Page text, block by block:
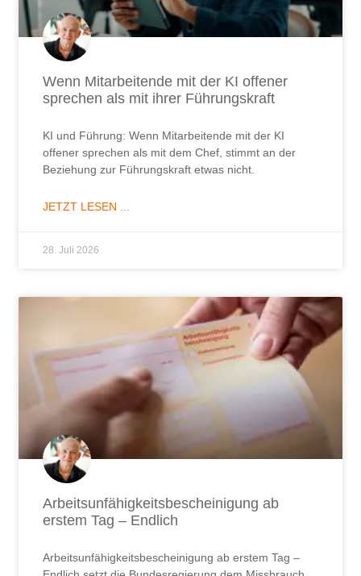
Wenn Mitarbeitende mit der KI offener
sprechen als mit ihrer Führungskraft
KI und Führung: Wenn Mitarbeitende mit der KI
offener sprechen als mit dem Chef, stimmt an der
Beziehung zur Führungskraft etwas nicht.
JETZT LESEN ...
28. Juli 2026
Arbeitsunfähigkeitsbescheinigung ab
erstem Tag – Endlich
Arbeitsunfähigkeitsbescheinigung ab erstem Tag –